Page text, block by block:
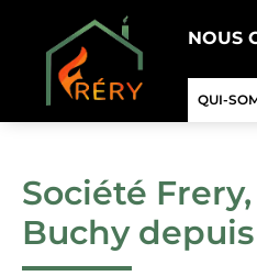
NOUS
QUI-
Société
Buchy depuis